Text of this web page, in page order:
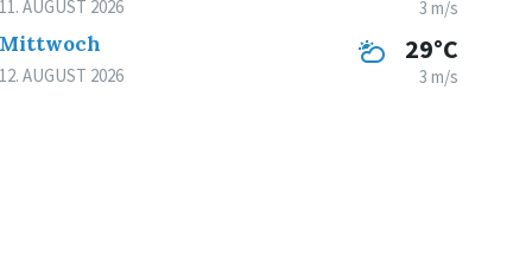
11. AUGUST 2026 3 m/s
Mittwoch
12. AUGUST 2026
29°C
3 m/s